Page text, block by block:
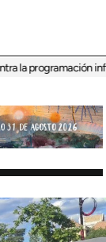
infantil